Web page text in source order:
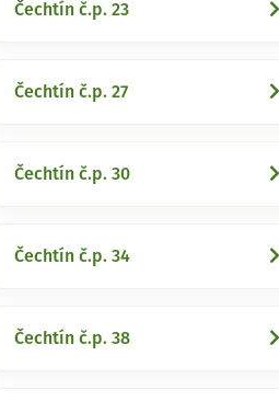
Čechtín č.p. 23
Čechtín č.p. 27
Čechtín č.p. 30
Čechtín č.p. 34
Čechtín č.p. 38